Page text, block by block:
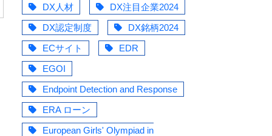
DX人材
DX注目企業2024
DX認定制度
DX銘柄2024
ECサイト
EDR
EGOI
Endpoint Detection and Response
ERA ローン
European Girls' Olympiad in